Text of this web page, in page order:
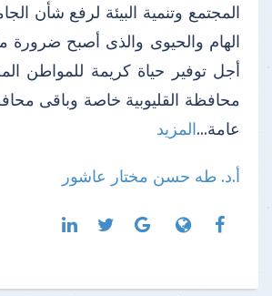
المجتمع وتنمية البيئة لرفع شأن
الهام والحيوى والذى أصبح ضرورة
أجل توفير حياة كريمة للمواطن
محافظة القليوبية خاصة وباقى
عامة...المزيد
أ.د. طه حسن مختار عاشور